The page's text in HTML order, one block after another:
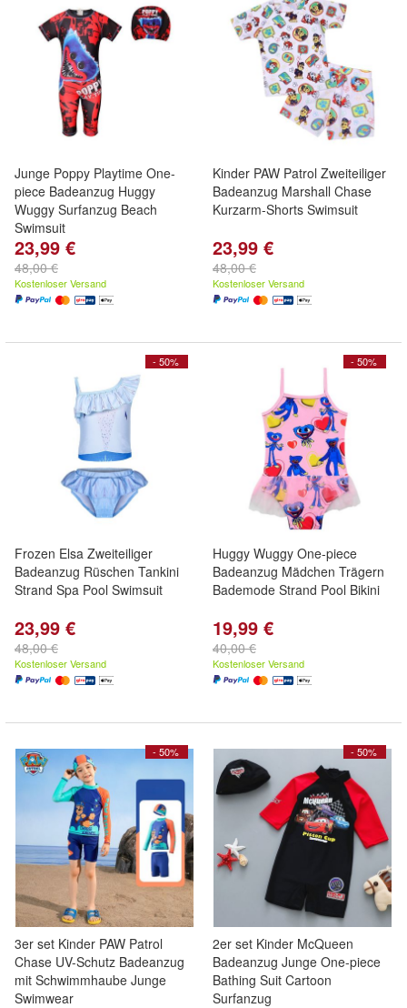
Junge Poppy Playtime One-
piece Badeanzug Huggy
Wuggy Surfanzug Beach
Swimsuit
23,99 €
48,00 €
Kostenloser Versand
Kinder PAW Patrol Zweiteiliger
Badeanzug Marshall Chase
Kurzarm-Shorts Swimsuit
23,99 €
48,00 €
Kostenloser Versand
- 50%
Frozen Elsa Zweiteiliger
Badeanzug Rüschen Tankini
Strand Spa Pool Swimsuit
23,99 €
48,00 €
Kostenloser Versand
- 50%
Huggy Wuggy One-piece
Badeanzug Mädchen Trägern
Bademode Strand Pool Bikini
19,99 €
40,00 €
Kostenloser Versand
- 50%
3er set Kinder PAW Patrol
Chase UV-Schutz Badeanzug
mit Schwimmhaube Junge
Swimwear
- 50%
2er set Kinder McQueen
Badeanzug Junge One-piece
Bathing Suit Cartoon
Surfanzug